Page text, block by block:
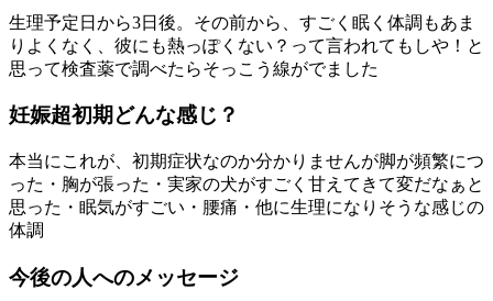
生理予定日から3日後。その前から、すごく眠く体調もあま
りよくなく、彼にも熱っぽくない？って言われてもしや！と
思って検査薬で調べたらそっこう線がでました
妊娠超初期どんな感じ？
本当にこれが、初期症状なのか分かりませんが脚が頻繁につ
った・胸が張った・実家の犬がすごく甘えてきて変だなぁと
思った・眠気がすごい・腰痛・他に生理になりそうな感じの
体調
今後の人へのメッセージ